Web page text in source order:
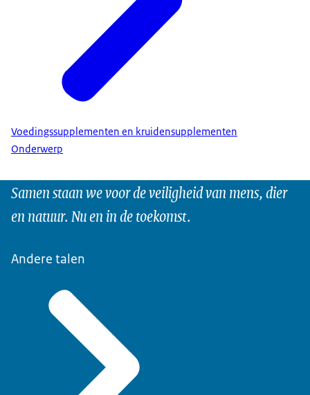
Voedingssupplementen en kruidensupplementen
Onderwerp
Samen staan we voor de veiligheid van mens, dier
en natuur. Nu en in de toekomst.
Andere talen